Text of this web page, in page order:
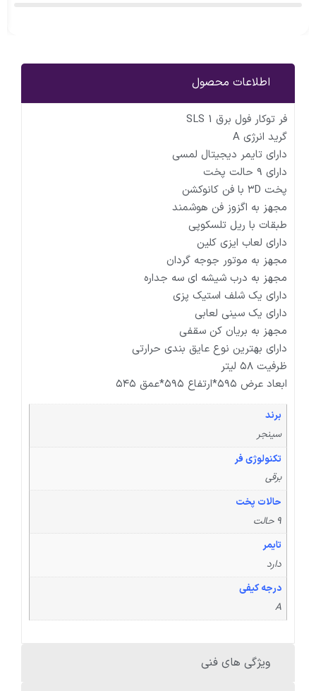
اطلاعات محصول
ویژگی های فنی
فر توکار فول برق SLS 1
گرید انرژی A
دارای تایمر دیجیتال لمسی
دارای ۹ حالت پخت
پخت ۳D با فن کانوکشن
مجهز به اگزوز فن هوشمند
طبقات با ریل تلسکوپی
دارای لعاب ایزی کلین
مجهز به موتور جوجه گردان
مجهز به درب شیشه ای سه جداره
دارای یک شلف استیک پزی
دارای یک سینی لعابی
مجهز به بریان کن سقفی
دارای بهترین نوع عایق بندی حرارتی
ظرفیت ۵۸ لیتر
ابعاد عرض ۵۹۵*ارتفاع ۵۹۵*عمق ۵۴۵
برند
سینجر
تکنولوژی فر
برقی
حالات پخت
9 حالت
تایمر
دارد
درجه کیفی
A